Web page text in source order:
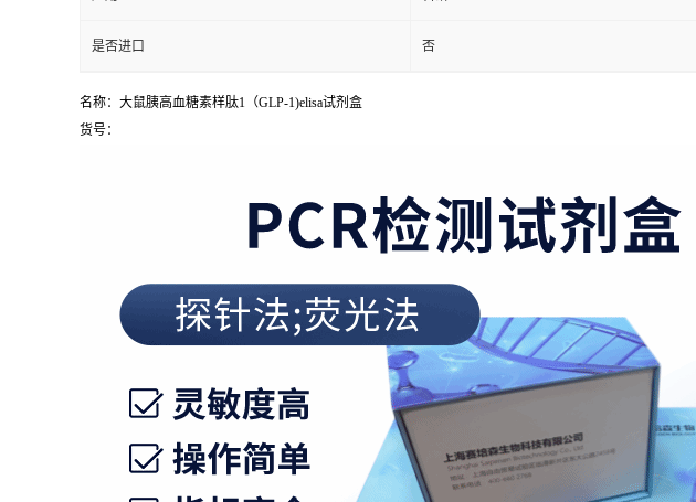
是否进口 否
名称：大鼠胰高血糖素样肽1（GLP-1)elisa试剂盒
货号：